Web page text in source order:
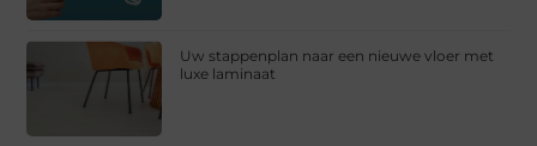
Uw stappenplan naar een nieuwe vloer met
luxe laminaat